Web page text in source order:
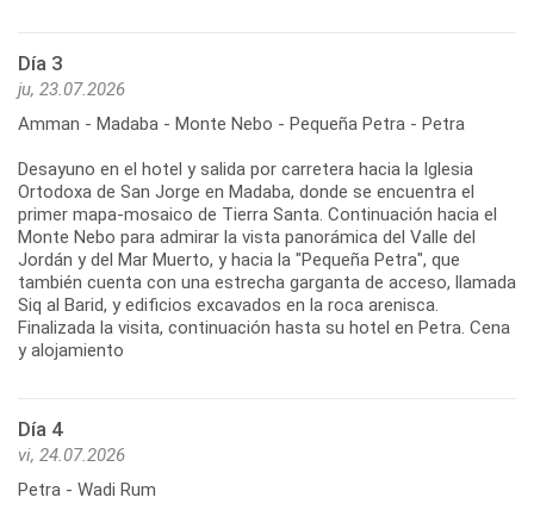
Día 3
ju, 23.07.2026
Amman - Madaba - Monte Nebo - Pequeña Petra - Petra
Desayuno en el hotel y salida por carretera hacia la Iglesia
Ortodoxa de San Jorge en Madaba, donde se encuentra el
primer mapa-mosaico de Tierra Santa. Continuación hacia el
Monte Nebo para admirar la vista panorámica del Valle del
Jordán y del Mar Muerto, y hacia la "Pequeña Petra", que
también cuenta con una estrecha garganta de acceso, llamada
Siq al Barid, y edificios excavados en la roca arenisca.
Finalizada la visita, continuación hasta su hotel en Petra. Cena
y alojamiento
Día 4
vi, 24.07.2026
Petra - Wadi Rum